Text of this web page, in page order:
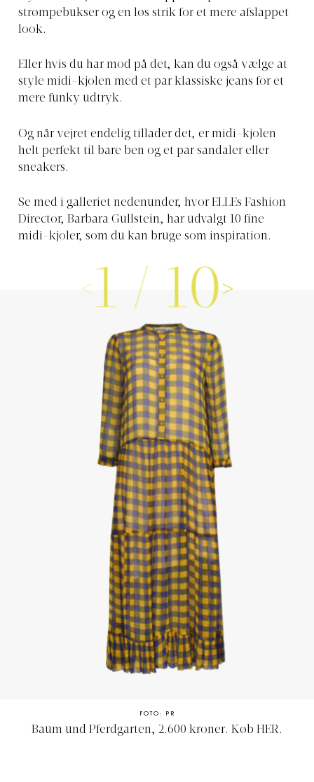
strømpebukser og en løs strik for et mere afslappet
look.
Eller hvis du har mod på det, kan du også vælge at
style midi-kjolen med et par klassiske jeans for et
mere funky udtryk.
Og når vejret endelig tillader det, er midi-kjolen
helt perfekt til bare ben og et par sandaler eller
sneakers.
Se med i galleriet nedenunder, hvor ELLEs Fashion
Director, Barbara Gullstein, har udvalgt 10 fine
midi-kjoler, som du kan bruge som inspiration.
1 / 10
FOTO: PR
Baum und Pferdgarten, 2.600 kroner. Køb HER.